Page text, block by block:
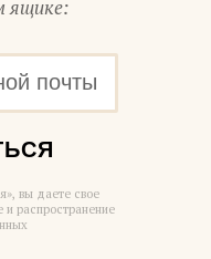
ящике:
вы даете свое
и распространение